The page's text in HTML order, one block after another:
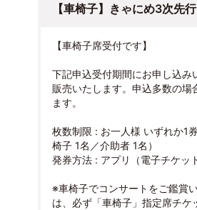
【車椅子】きゃにめ3次先行
【車椅子席受付です】
下記申込受付期間にお申し込み
販売いたします。申込多数の場
ます。
枚数制限 : お一人様 いずれか1
椅子 1名／介助者 1名）
発券方法 : アプリ（電子チケット
※車椅子でコンサートをご鑑賞
は、必ず「車椅子」指定席チケ